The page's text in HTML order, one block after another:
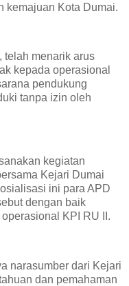
kemajuan Kota Dumai.
telah menarik arus
kepada operasional
pendukung
tanpa izin oleh
kegiatan
Kejari Dumai
ini para APD
dengan baik
KPI RU II.
narasumber dari Kejari
dan pemahaman